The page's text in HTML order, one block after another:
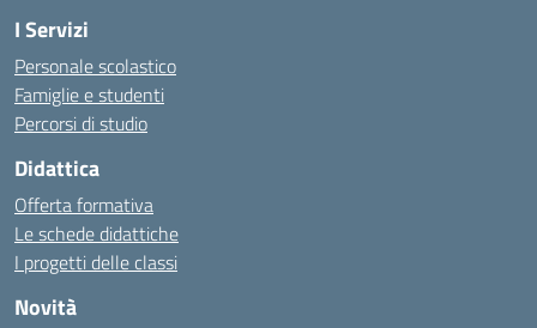
I Servizi
Personale scolastico
Famiglie e studenti
Percorsi di studio
Didattica
Offerta formativa
Le schede didattiche
I progetti delle classi
Novità